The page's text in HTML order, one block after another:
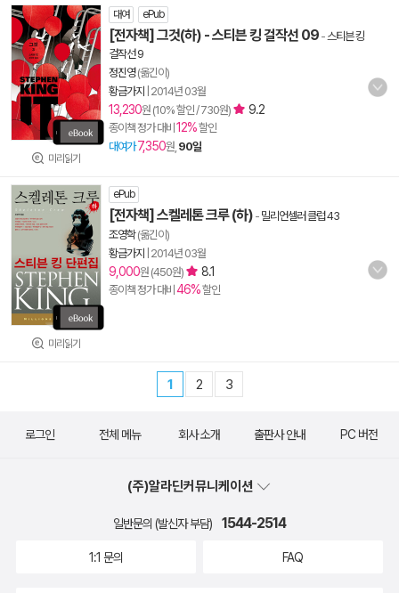
미리읽기
대여 ePub
[전자책] 그것(하) - 스티븐 킹 걸작선 09 -스티븐 킹
걸작선 9
정진영(옮긴이)
황금가지
2014년 03월
13,230원 (10% 할인 / 730원) 9.2
종이책 정가 대비 12%할인
대여가 7,350원, 90일
미리읽기
ePub
[전자책] 스켈레톤 크루 (하) - 밀리언셀러 클럽 43
조영학(옮긴이)
황금가지
2014년 03월
9,000원 (450원) 8.1
종이책 정가 대비 46%할인
1 2 3
로그인 전체 메뉴 회사 소개 출판사 안내 PC 버전
(주)알라딘커뮤니케이션
일반문의 (발신자 부담) 1544-2514
1:1 문의 FAQ